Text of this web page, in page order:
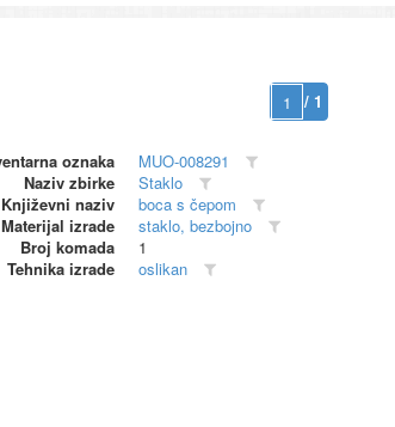
/ 1
oznaka
MUO-008291
Naziv zbirke
Staklo
Književni naziv
boca s čepom
Materijal izrade
staklo, bezbojno
Broj komada
1
Tehnika izrade
oslikan